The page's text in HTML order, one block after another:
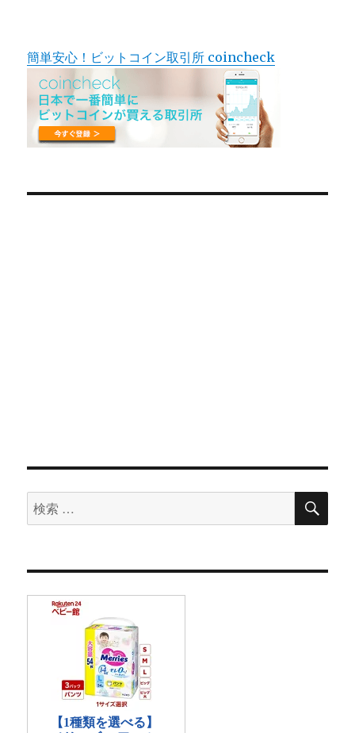
簡単安心！ビットコイン取引所 coincheck
検
索
象:
検